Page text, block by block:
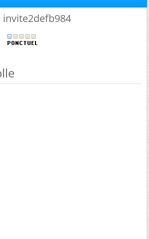
invite2defb984